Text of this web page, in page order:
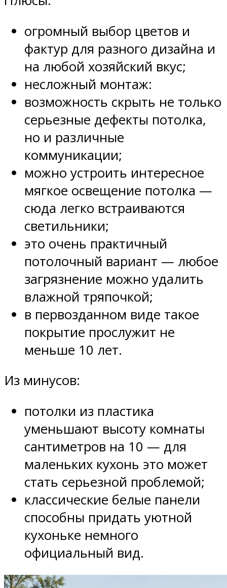
огромный выбор цветов и
фактур для разного дизайна и
на любой хозяйский вкус;
несложный монтаж:
возможность скрыть не только
серьезные дефекты потолка,
но и различные
коммуникации;
можно устроить интересное
мягкое освещение потолка —
сюда легко встраиваются
светильники;
это очень практичный
потолочный вариант — любое
загрязнение можно удалить
влажной тряпочкой;
в первозданном виде такое
покрытие прослужит не
меньше 10 лет.
Из минусов:
потолки из пластика
уменьшают высоту комнаты
сантиметров на 10 — для
маленьких кухонь это может
стать серьезной проблемой;
классические белые панели
способны придать уютной
кухоньке немного
официальный вид.